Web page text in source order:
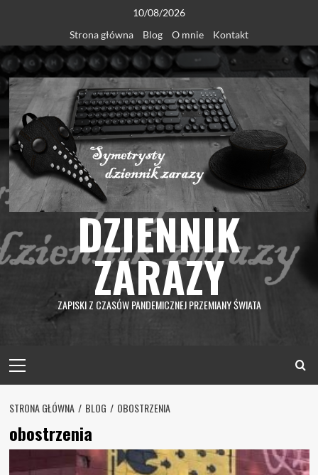
content
10/08/2026
Strona główna
Blog O mnie Kontakt
DZIENNIK
ZARAZY
ZAPISKI Z CZASÓW PANDEMICZNEJ PRZEMIANY ŚWIATA
Menu
STRONA GŁÓWNA BLOG OBOSTRZENIA
obostrzenia